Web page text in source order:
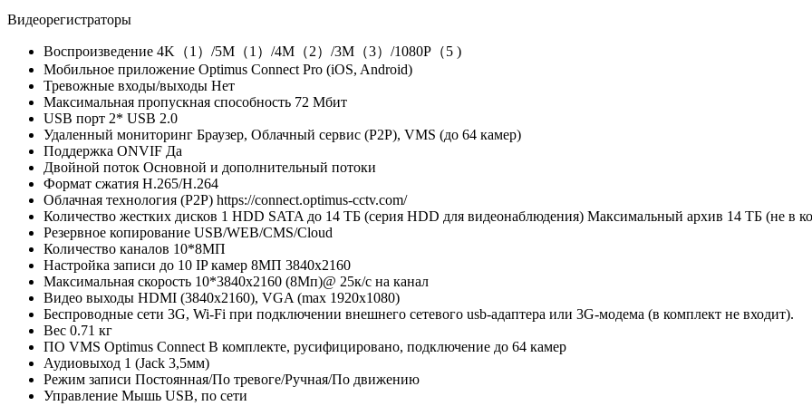
Видеорегистраторы
Воспроизведение 4K（1）/5M（1）/4M（2）/3M（3）/1080P（5 )
Мобильное приложение Optimus Connect Pro (iOS, Android)
Тревожные входы/выходы Нет
Максимальная пропускная способность 72 Мбит
USB порт 2* USB 2.0
Удаленный мониторинг Браузер, Облачный сервис (P2P), VMS (до 64 камер)
Поддержка ONVIF Да
Двойной поток Основной и дополнительный потоки
Формат сжатия H.265/H.264
Облачная технология (P2P) https://connect.optimus-cctv.com/
Количество жестких дисков 1 HDD SATA до 14 ТБ (серия HDD для видеонаблюдения) Максимальный архив 14 ТБ (не в
Резервное копирование USB/WEB/CMS/Cloud
Количество каналов 10*8МП
Настройка записи до 10 IP камер 8МП 3840х2160
Максимальная скорость 10*3840х2160 (8Мп)@ 25к/с на канал
Видео выходы HDMI (3840х2160), VGA (max 1920х1080)
Беспроводные сети 3G, Wi-Fi при подключении внешнего сетевого usb-адаптера или 3G-модема (в комплект не входит).
Вес 0.71 кг
ПО VMS Optimus Connect В комплекте, русифицировано, подключение до 64 камер
Аудиовыход 1 (Jack 3,5мм)
Режим записи Постоянная/По тревоге/Ручная/По движению
Управление Мышь USB, по сети